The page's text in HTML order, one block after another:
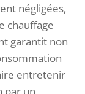
négligées,
chauffage
garantit non
entretenir
par un